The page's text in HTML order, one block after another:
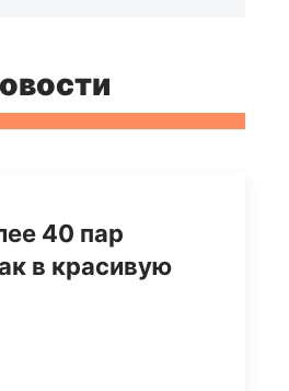
40 пар
в красивую